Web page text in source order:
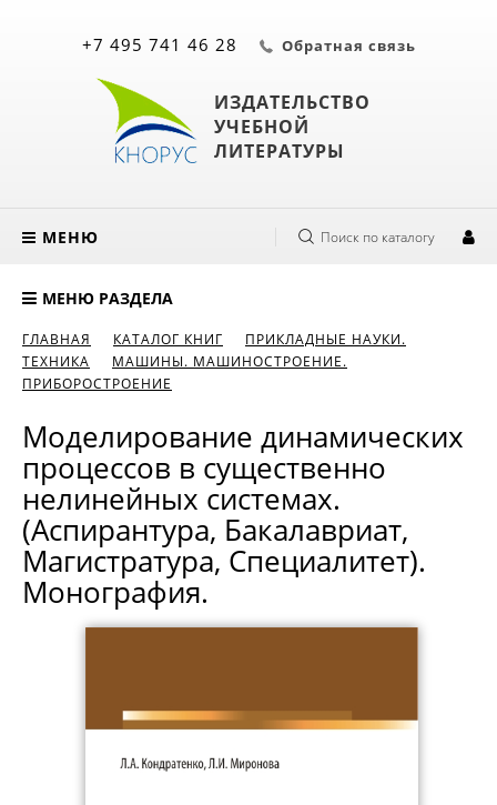
ИЗДАТЕЛЬСТВО
УЧЕБНОЙ
ЛИТЕРАТУРЫ
+7 495 741 46 28 Обратная связь
МЕНЮ Поиск по каталогу
МЕНЮ РАЗДЕЛА
ГЛАВНАЯ КАТАЛОГ КНИГ
ПРИКЛАДНЫЕ НАУКИ.
ТЕХНИКА
МАШИНЫ. МАШИНОСТРОЕНИЕ.
ПРИБОРОСТРОЕНИЕ
Моделирование динамических
процессов в существенно
нелинейных системах.
(Аспирантура, Бакалавриат,
Магистратура, Специалитет).
Монография.